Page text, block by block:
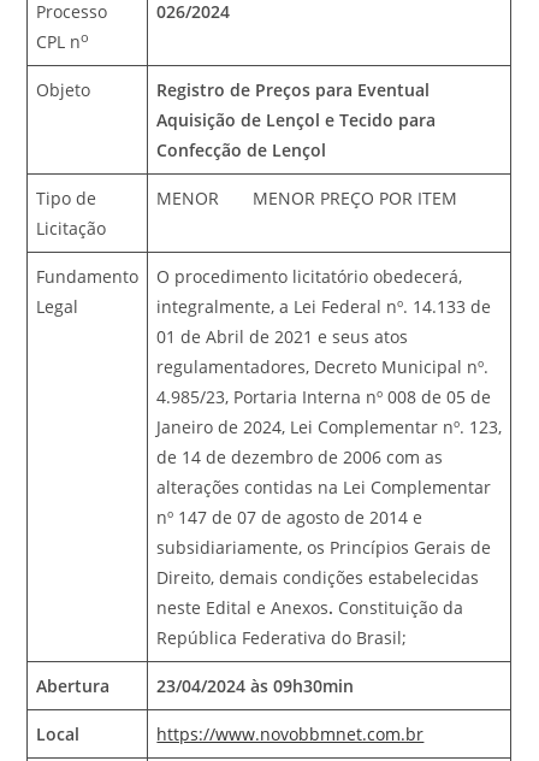
Processo
CPL no
026/2024
Objeto
Registro de Preços para Eventual
Aquisição de Lençol e Tecido para
Confecção de Lençol
Tipo de
Licitação
MENOR MENOR PREÇO POR ITEM
Fundamento
Legal
O procedimento licitatório obedecerá,
integralmente, a Lei Federal nº. 14.133 de
01 de Abril de 2021 e seus atos
regulamentadores, Decreto Municipal nº.
4.985/23, Portaria Interna nº 008 de 05 de
Janeiro de 2024, Lei Complementar nº. 123,
de 14 de dezembro de 2006 com as
alterações contidas na Lei Complementar
nº 147 de 07 de agosto de 2014 e
subsidiariamente, os Princípios Gerais de
Direito, demais condições estabelecidas
neste Edital e Anexos. Constituição da
República Federativa do Brasil;
Abertura 23/04/2024 às 09h30min
Local https://www.novobbmnet.com.br